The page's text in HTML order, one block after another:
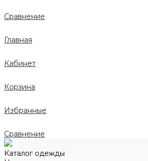
Сравнение
Главная
Кабинет
Корзина
Избранные
Сравнение
Каталог одежды